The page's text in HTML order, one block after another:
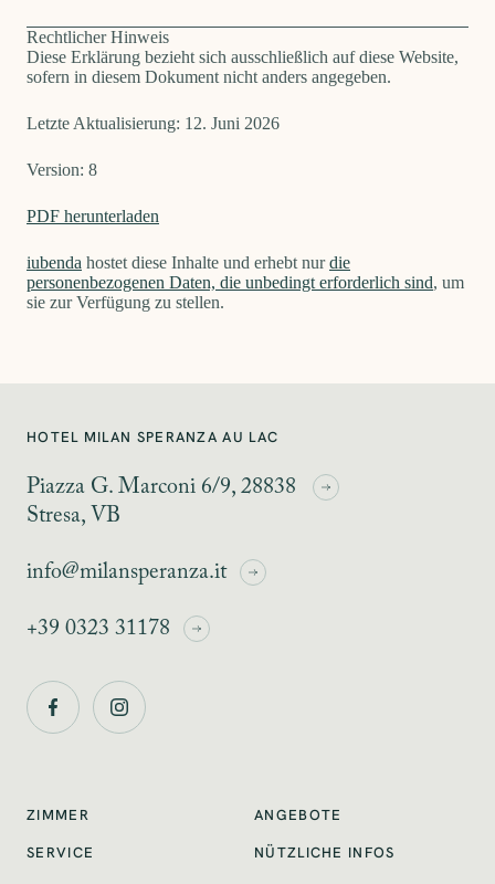
Rechtlicher Hinweis
Diese Erklärung bezieht sich ausschließlich auf diese Website,
sofern in diesem Dokument nicht anders angegeben.
Letzte Aktualisierung: 12. Juni 2026
Version: 8
PDF herunterladen
iubenda hostet diese Inhalte und erhebt nurdie
personenbezogenen Daten, die unbedingt erforderlich sind, um
sie zur Verfügung zu stellen.
HOTEL MILAN SPERANZA AU LAC
Piazza G. Marconi 6/9, 28838
Stresa, VB
info@milansperanza.it
+39 0323 31178
ZIMMER
SERVICE
ANGEBOTE
NÜTZLICHE INFOS